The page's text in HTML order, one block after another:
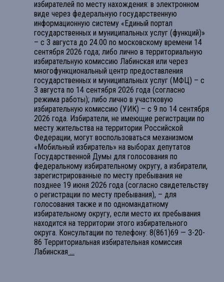
избирателей по месту нахождения: в электронном
виде через федеральную государственную
информационную систему «Единый портал
государственных и муниципальных услуг (функций)»
– с 3 августа до 24.00 по московскому времени 14
сентября 2026 года; либо лично в территориальную
избирательную комиссию Лабинская или через
многофункциональный центр предоставления
государственных и муниципальных услуг (МФЦ) – с
3 августа по 14 сентября 2026 года (согласно
режима работы); либо лично в участковую
избирательную комиссию (УИК) – с 9 по 14 сентября
2026 года. Избиратели, не имеющие регистрации по
месту жительства на территории Российской
Федерации, могут воспользоваться механизмом
«Мобильный избиратель» на выборах депутатов
Государственной Думы для голосования по
федеральному избирательному округу, а избиратели,
зарегистрированные по месту пребывания не
позднее 19 июня 2026 года (согласно свидетельству
о регистрации по месту пребывания), – для
голосования также и по одномандатному
избирательному округу, если место их пребывания
находится на территории этого избирательного
округа. Консультации по телефону: 8(861)69 — 3-20-
86 Территориальная избирательная комиссия
Лабинская ...